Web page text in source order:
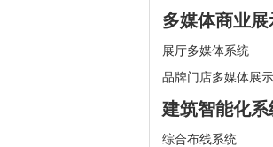
多媒体商业展
展厅多媒体系统
品牌门店多媒体展
建筑智能化系
综合布线系统